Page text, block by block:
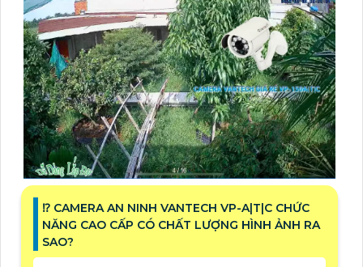
⁉️ CAMERA AN NINH VANTECH VP-A|T|C CHỨC
NĂNG CAO CẤP CÓ CHẤT LƯỢNG HÌNH ẢNH RA
SAO?